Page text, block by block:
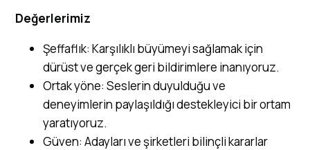
Değerlerimiz
Şeffaflık: Karşılıklı büyümeyi sağlamak için
dürüst ve gerçek geri bildirimlere inanıyoruz.
Ortak yöne: Seslerin duyulduğu ve
deneyimlerin paylaşıldığı destekleyici bir ortam
yaratıyoruz.
Güven: Adayları ve şirketleri bilinçli kararlar